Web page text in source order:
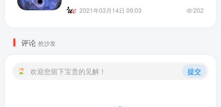
2021年03月14日 09:03 202
评论 抢沙发
欢迎您留下宝贵的见解！ 提交